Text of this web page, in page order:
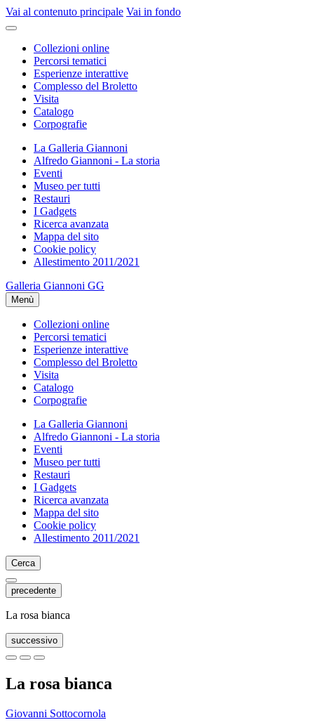
Vai al contenuto principale Vai in fondo
Collezioni online
Percorsi tematici
Esperienze interattive
Complesso del Broletto
Visita
Catalogo
Corpografie
La Galleria Giannoni
Alfredo Giannoni - La storia
Eventi
Museo per tutti
Restauri
I Gadgets
Ricerca avanzata
Mappa del sito
Cookie policy
Allestimento 2011/2021
Galleria Giannoni GG
Menù
Collezioni online
Percorsi tematici
Esperienze interattive
Complesso del Broletto
Visita
Catalogo
Corpografie
La Galleria Giannoni
Alfredo Giannoni - La storia
Eventi
Museo per tutti
Restauri
I Gadgets
Ricerca avanzata
Mappa del sito
Cookie policy
Allestimento 2011/2021
Cerca
precedente
La rosa bianca
successivo
La rosa bianca
Giovanni Sottocornola